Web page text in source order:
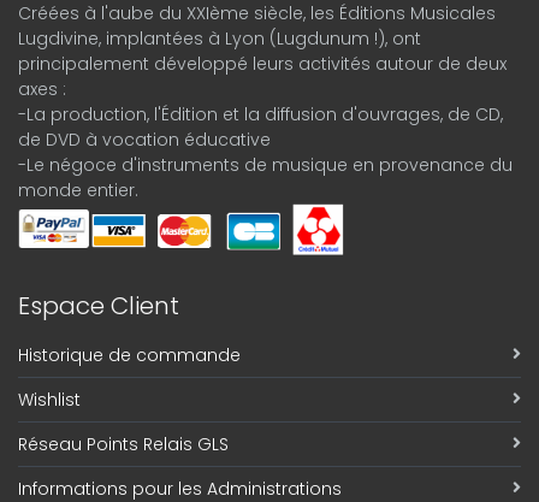
Créées à l'aube du XXIème siècle, les Éditions Musicales
Lugdivine, implantées à Lyon (Lugdunum !), ont
principalement développé leurs activités autour de deux
axes :
-La production, l'Édition et la diffusion d'ouvrages, de CD,
de DVD à vocation éducative
-Le négoce d'instruments de musique en provenance du
monde entier.
Espace Client
Historique de commande
Wishlist
Réseau Points Relais GLS
Informations pour les Administrations